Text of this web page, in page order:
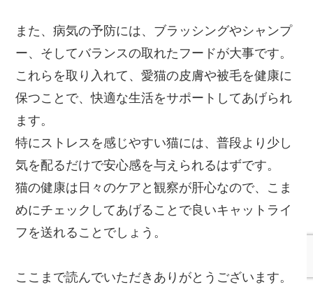
また、病気の予防には、ブラッシングやシャンプ
ー、そしてバランスの取れたフードが大事です。
これらを取り入れて、愛猫の皮膚や被毛を健康に
保つことで、快適な生活をサポートしてあげられ
ます。
特にストレスを感じやすい猫には、普段より少し
気を配るだけで安心感を与えられるはずです。
猫の健康は日々のケアと観察が肝心なので、こま
めにチェックしてあげることで良いキャットライ
フを送れることでしょう。
ここまで読んでいただきありがとうございます。